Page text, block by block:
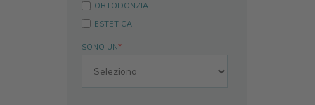
ORTODONZIA
ESTETICA
SONO UN*